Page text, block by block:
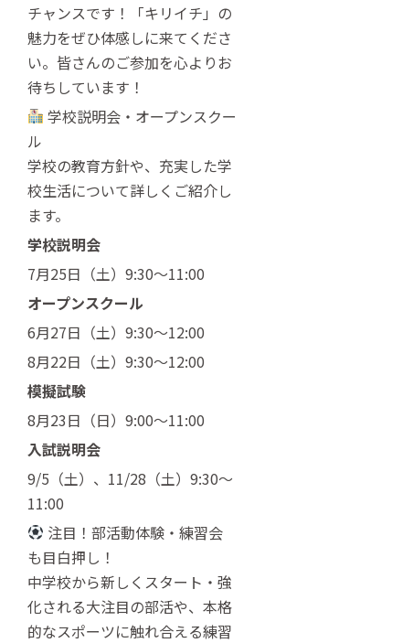
チャンスです！「キリイチ」の
魅力をぜひ体感しに来てくださ
い。皆さんのご参加を心よりお
待ちしています！
学校説明会・オープンスクー
ル
学校の教育方針や、充実した学
校生活について詳しくご紹介し
ます。
学校説明会
7月25日（土）9:30〜11:00
オープンスクール
6月27日（土）9:30〜12:00
8月22日（土）9:30〜12:00
模擬試験
8月23日（日）9:00〜11:00
入試説明会
9/5（土）、11/28（土）9:30〜
11:00
注目！部活動体験・練習会
も目白押し！
中学校から新しくスタート・強
化される大注目の部活や、本格
的なスポーツに触れ合える練習